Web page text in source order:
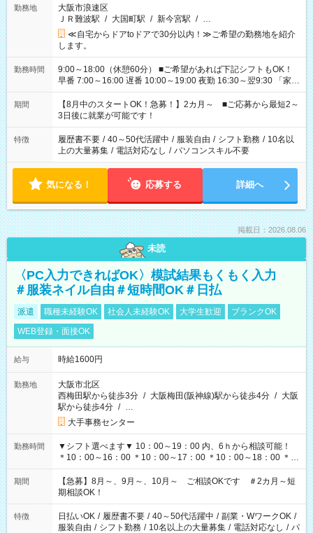
勤務地
大阪市浪速区
ＪＲ難波駅 / 大国町駅 / 新今宮駅 / …
≪自宅からドアtoドアで30分以内！≫ご希望の勤務地を紹介
します。
勤務時間
9:00～18:00（休憩60分） ■ご希望があれば下記シフトもOK！
早番 7:00～16:00 遅番 10:00～19:00 夜勤 16:30～翌9:30 「家族
と休みを合わせたい」 「余裕を持って夕飯の準備がしたい」
「できれば残業はしたくない」 など、ご希望を教えてください
ね。 ※Wワーク希望の方へ 今ご覧のお仕事で希望する勤務時間
と、もう1つのお仕事の勤務時間。 合計で週40時間を超える場
合は応募できません。
期間
【8月中のスタートOK！急募！】2カ月～ ■ご応募から最短2～
3日後に就業が可能です！
特徴 履歴書不要 / 40～50代活躍中 / 服装自由 / シフト勤務 / 10名以
上の大量募集 / 電話対応なし / パソコンスキル不要
気になる！ 応募する 詳細へ
掲載日：2026.08.06
未読
〈PC入力できればOK〉模試結果もくもく入力
＃服装ネイル自由＃短時間OK＃日払
派遣 職種未経験OK 社会人未経験OK 大学生歓迎
ブランクOK
WEB登録・面接OK
給与 時給1600円
勤務地
大阪市北区
西梅田駅から徒歩3分 / 大阪梅田(阪神線)駅から徒歩4分 / 大阪
駅から徒歩4分 / …
大手事務センター
勤務時間
▼シフト選べます▼ 10：00～19：00 内、6ｈから相談可能！
＊10：00～16：00 ＊10：00～17：00 ＊10：00～18：00 ＊
11：00～19：00 ＊12：00～19：00 ＊13：00～19：00
期間
【急募】8月～、9月～、10月～ ご相談OKです ＃2カ月～短
期相談OK！
特徴 日払いOK / 履歴書不要 / 40～50代活躍中 / 副業・WワークOK /
服装自由 / シフト勤務 / 10名以上の大量募集 / 電話対応なし / パ